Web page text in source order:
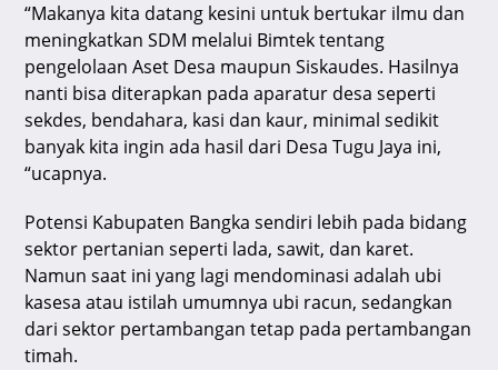
“Makanya kita datang kesini untuk bertukar ilmu dan
meningkatkan SDM melalui Bimtek tentang
pengelolaan Aset Desa maupun Siskaudes. Hasilnya
nanti bisa diterapkan pada aparatur desa seperti
sekdes, bendahara, kasi dan kaur, minimal sedikit
banyak kita ingin ada hasil dari Desa Tugu Jaya ini,
“ucapnya.
Potensi Kabupaten Bangka sendiri lebih pada bidang
sektor pertanian seperti lada, sawit, dan karet.
Namun saat ini yang lagi mendominasi adalah ubi
kasesa atau istilah umumnya ubi racun, sedangkan
dari sektor pertambangan tetap pada pertambangan
timah.